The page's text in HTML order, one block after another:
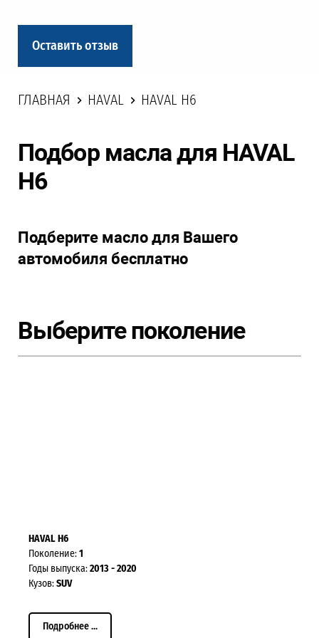
Оставить отзыв
ГЛАВНАЯ HAVAL HAVAL H6
Подбор масла для HAVAL
H6
Подберите масло для Вашего
автомобиля бесплатно
Выберите поколение
HAVAL H6
Поколение:1
Годы выпуска:2013 - 2020
Кузов:SUV
Подробнее ...